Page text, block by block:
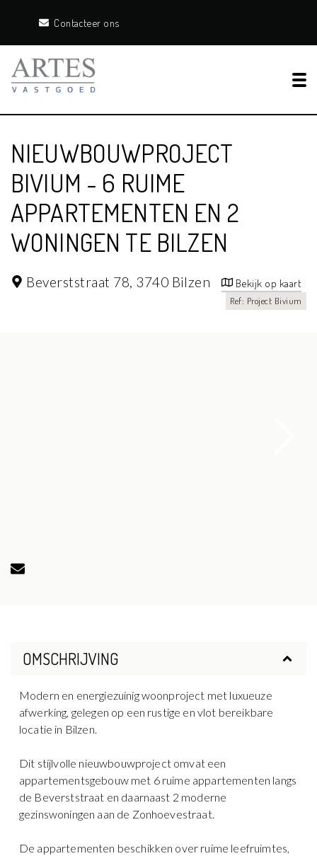
Contacteer ons
NIEUWBOUWPROJECT
BIVIUM - 6 RUIME
APPARTEMENTEN EN 2
WONINGEN TE BILZEN
Beverststraat 78, 3740 Bilzen Bekijk op kaart
Ref: Project Bivium
OMSCHRIJVING
Modern en energiezuinig woonproject met luxueuze
afwerking, gelegen op een rustige en vlot bereikbare
locatie in Bilzen.
Dit stijlvolle nieuwbouwproject omvat een
appartementsgebouw met 6 ruime appartementen langs
de Beverststraat en daarnaast 2 moderne
gezinswoningen aan de Zonhoevestraat.
De appartementen beschikken over ruime leefruimtes,